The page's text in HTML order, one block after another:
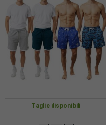
Taglie disponibili